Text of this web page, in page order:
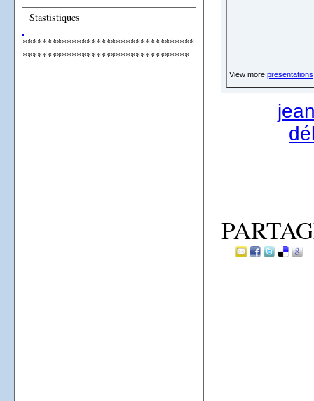
Stastistiques
***********************************
**********************************
View more presentations